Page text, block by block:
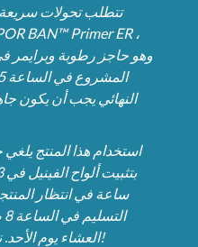
تتطلب تحولات
وهو حاجز رطوبة وبرايمر
استخدام هذا المنتج
ساعة في انتظار
العشاء يوم الأحد. نحن نحبها ، لا شيء مثلها هناك!